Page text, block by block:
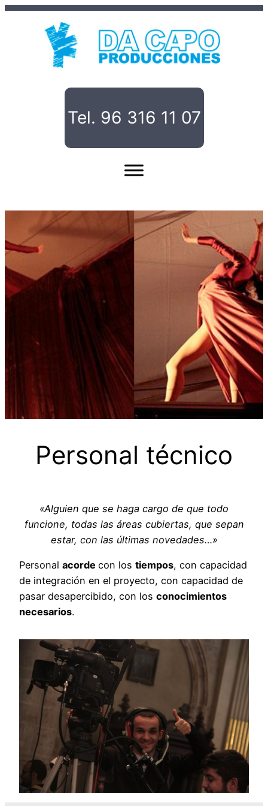
Saltar
contenido
Tel. 96 316 11 07
Personal técnico
«Alguien que se haga cargo de que todo
funcione, todas las áreas cubiertas, que sepan
estar, con las últimas novedades…»
Personal acorde con los tiempos, con capacidad
de integración en el proyecto, con capacidad de
pasar desapercibido, con los conocimientos
necesarios.